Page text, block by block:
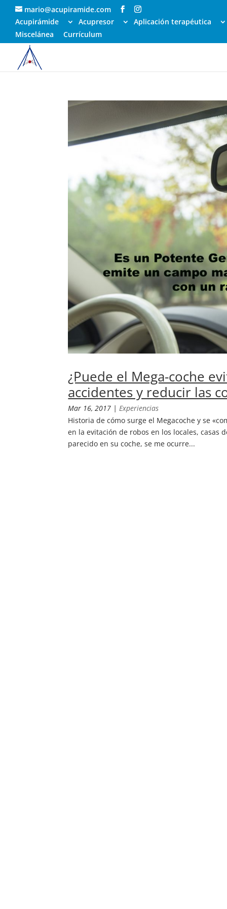
mario@acupiramide.com
Acupirámide
Acupresor
Aplicación terapéutica
Miscelánea
Currículum
¿Puede el Mega-coche
accidentes y reducir las
Mar 16, 2017 |Experiencias
Historia de cómo surge el Megacoche y se
en la evitación de robos en los locales, casas
parecido en su coche, se me ocurre...